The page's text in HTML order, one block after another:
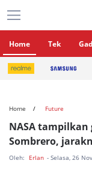
Home Tek
Home Future
NASA
Sombrero,
Oleh: Erlan - Selasa, 26